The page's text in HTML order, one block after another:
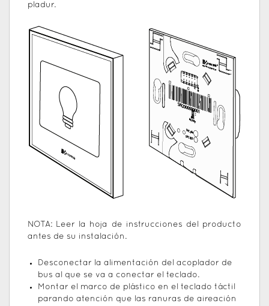
pladur.
NOTA: Leer la hoja de instrucciones del producto
antes de su instalación.
Desconectar la alimentación del acoplador de
bus al que se va a conectar el teclado.
Montar el marco de plástico en el teclado táctil
parando atención que las ranuras de aireación